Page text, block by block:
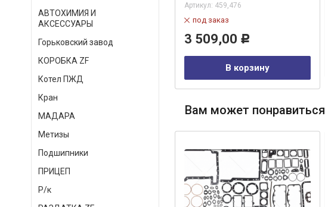
АВТОХИМИЯ И
АКСЕССУАРЫ
Горьковский завод
КОРОБКА ZF
Котел ПЖД
Кран
МАДАРА
Метизы
Подшипники
ПРИЦЕП
Р/к
под заказ
402,00 Р
В корзину
Артикул: 459,476
под заказ
3 509,00 Р
В корзину
Вам может понравиться